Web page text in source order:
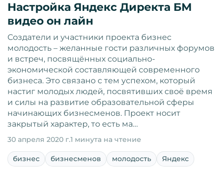
Настройка Яндекс Директа БМ
видео он лайн
Создатели и участники проекта бизнес
молодость – желанные гости различных форумов
и встреч, посвящённых социально-
экономической составляющей современного
бизнеса. Это связано с тем успехом, который
настиг молодых людей, посвятивших своё время
и силы на развитие образовательной сферы
начинающих бизнесменов. Проект носит
закрытый характер, то есть ма…
30 апреля 2020 г.1 минута на чтение
бизнес бизнесменов молодость Яндекс